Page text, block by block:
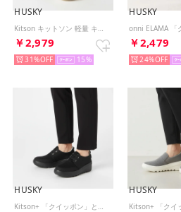
HUSKY
￥2,979
31% 15
HUSKY
￥2,479
24%
HUSKY HUSKY